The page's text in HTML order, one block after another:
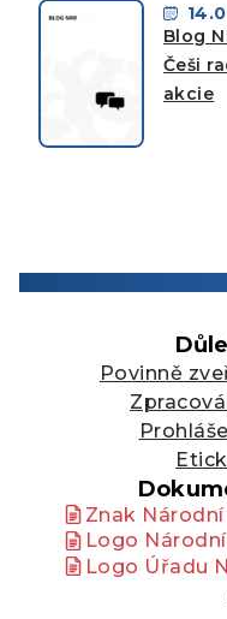
Blog
Češi
akcie
Povinně
Znak
Logo
Logo Úřadu